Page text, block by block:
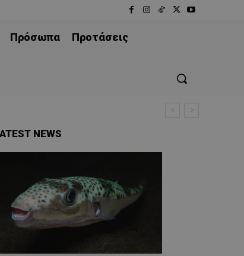
Πρόσωπα
Προτάσεις
και το 2027
NEWS